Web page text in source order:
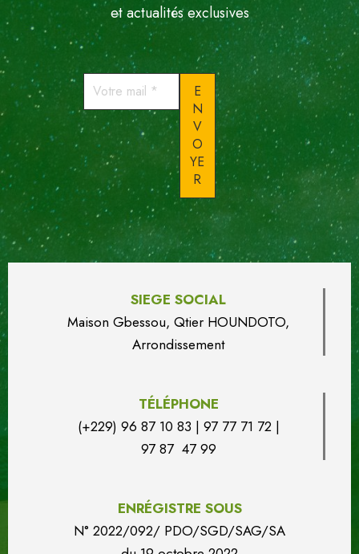
et actualités exclusives
Votre
mail
SIEGE SOCIAL
Maison Gbessou, Qtier HOUNDOTO,
Arrondissement
TÉLÉPHONE
(+229) 96 87 10 83 | 97 77 71 72 |
97 87 47 99
ENRÉGISTRE SOUS
N° 2022/092/ PDO/SGD/SAG/SA